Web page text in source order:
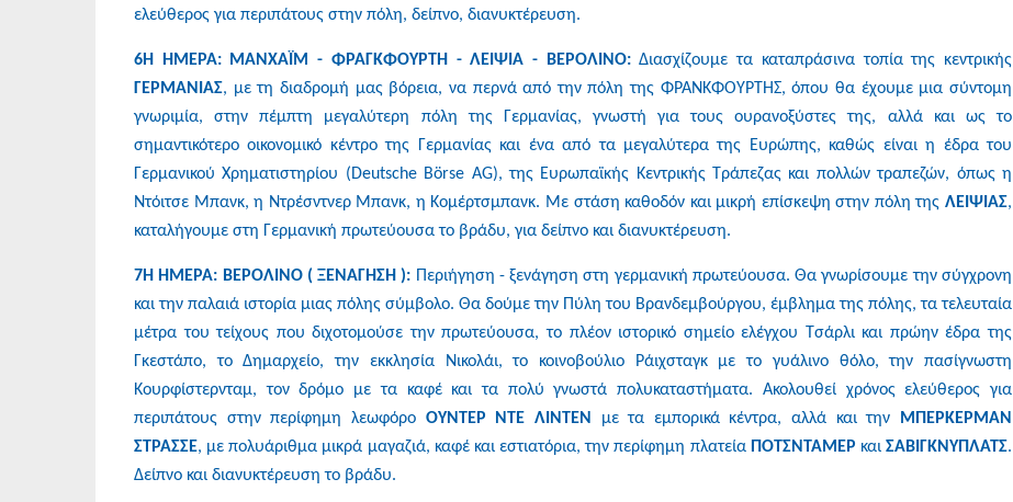
ελεύθερος για περιπάτους στην πόλη, δείπνο, διανυκτέρευση.
6Η ΗΜΕΡΑ: ΜΑΝΧΑΪΜ - ΦΡΑΓΚΦΟΥΡΤΗ - ΛΕΙΨΙΑ - ΒΕΡΟΛΙΝΟ:Διασχίζουμε τα καταπράσινα τοπία της κεντρικής
ΓΕΡΜΑΝΙΑΣ, με τη διαδρομή μας βόρεια, να περνά από την πόλη της ΦΡΑΝΚΦΟΥΡΤΗΣ, όπου θα έχουμε μια σύντομη
γνωριμία, στην πέμπτη μεγαλύτερη πόλη της Γερμανίας, γνωστή για τους ουρανοξύστες της, αλλά και ως το
σημαντικότερο οικονομικό κέντρο της Γερμανίας και ένα από τα μεγαλύτερα της Ευρώπης, καθώς είναι η έδρα του
Γερμανικού Χρηματιστηρίου (Deutsche Börse AG), της Ευρωπαϊκής Κεντρικής Τράπεζας και πολλών τραπεζών, όπως η
Ντόιτσε Μπανκ, η Ντρέσντνερ Μπανκ, η Κομέρτσμπανκ. Με στάση καθοδόν και μικρή επίσκεψη στην πόλη της ΛΕΙΨΙΑΣ,
καταλήγουμε στη Γερμανική πρωτεύουσα το βράδυ, για δείπνο και διανυκτέρευση.
7Η ΗΜΕΡΑ: ΒΕΡΟΛΙΝΟ ( ΞΕΝΑΓΗΣΗ ): Περιήγηση - ξενάγηση στη γερμανική πρωτεύουσα. Θα γνωρίσουμε την σύγχρονη
και την παλαιά ιστορία μιας πόλης σύμβολο. Θα δούμε την Πύλη του Βρανδεμβούργου, έμβλημα της πόλης, τα τελευταία
μέτρα του τείχους που διχοτομούσε την πρωτεύουσα, το πλέον ιστορικό σημείο ελέγχου Τσάρλι και πρώην έδρα της
Γκεστάπο, το Δημαρχείο, την εκκλησία Νικολάι, το κοινοβούλιο Ράιχσταγκ με το γυάλινο θόλο, την πασίγνωστη
Κουρφίστερνταμ, τον δρόμο με τα καφέ και τα πολύ γνωστά πολυκαταστήματα. Ακολουθεί χρόνος ελεύθερος για
περιπάτους στην περίφημη λεωφόρο ΟΥΝΤΕΡ ΝΤΕ ΛΙΝΤΕΝ με τα εμπορικά κέντρα, αλλά και την
ΜΠΕΡΚΕΡΜΑΝ
ΣΤΡΑΣΣΕ, με πολυάριθμα μικρά μαγαζιά, καφέ και εστιατόρια, την περίφημη πλατεία ΠΟΤΣΝΤΑΜΕΡ καιΣΑΒΙΓΚΝΥΠΛΑΤΣ.
Δείπνο και διανυκτέρευση το βράδυ.